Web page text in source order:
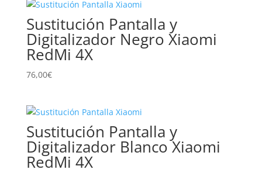
Sustitución Pantalla y
Digitalizador Negro Xiaomi
RedMi 4X
76,00€
Sustitución Pantalla y
Digitalizador Blanco Xiaomi
RedMi 4X